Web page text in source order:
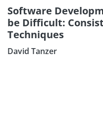
Software
be Difficult:
Techniques
David Tanzer